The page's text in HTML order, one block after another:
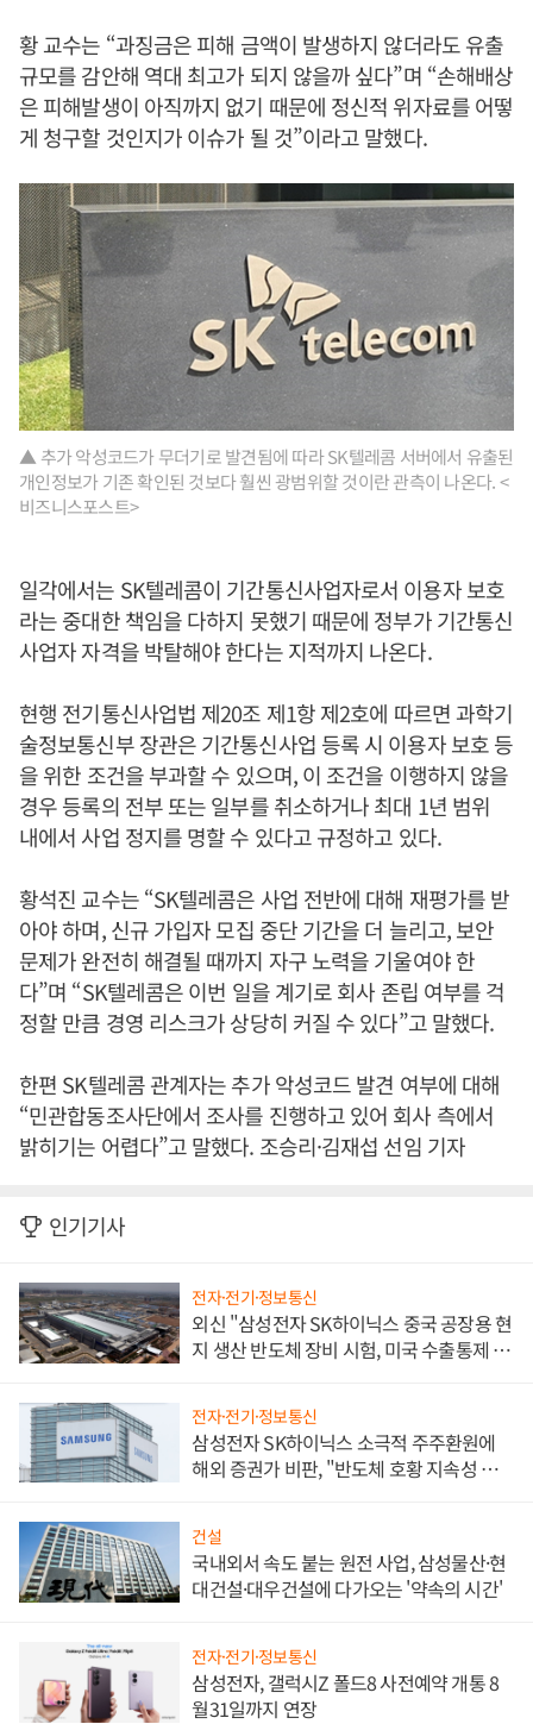
황 교수는 “과징금은 피해 금액이 발생하지 않더라도 유출
규모를 감안해 역대 최고가 되지 않을까 싶다”며 “손해배상
은 피해발생이 아직까지 없기 때문에 정신적 위자료를 어떻
게 청구할 것인지가 이슈가 될 것”이라고 말했다.
▲ 추가 악성코드가 무더기로 발견됨에 따라 SK텔레콤 서버에서 유출된
개인정보가 기존 확인된 것보다 훨씬 광범위할 것이란 관측이 나온다. <
비즈니스포스트>
일각에서는 SK텔레콤이 기간통신사업자로서 이용자 보호
라는 중대한 책임을 다하지 못했기 때문에 정부가 기간통신
사업자 자격을 박탈해야 한다는 지적까지 나온다.
현행 전기통신사업법 제20조 제1항 제2호에 따르면 과학기
술정보통신부 장관은 기간통신사업 등록 시 이용자 보호 등
을 위한 조건을 부과할 수 있으며, 이 조건을 이행하지 않을
경우 등록의 전부 또는 일부를 취소하거나 최대 1년 범위
내에서 사업 정지를 명할 수 있다고 규정하고 있다.
황석진 교수는 “SK텔레콤은 사업 전반에 대해 재평가를 받
아야 하며, 신규 가입자 모집 중단 기간을 더 늘리고, 보안
문제가 완전히 해결될 때까지 자구 노력을 기울여야 한
다”며 “SK텔레콤은 이번 일을 계기로 회사 존립 여부를 걱
정할 만큼 경영 리스크가 상당히 커질 수 있다”고 말했다.
한편 SK텔레콤 관계자는 추가 악성코드 발견 여부에 대해
“민관합동조사단에서 조사를 진행하고 있어 회사 측에서
밝히기는 어렵다”고 말했다. 조승리·김재섭 선임 기자
인기기사
전자·전기·정보통신
외신 "삼성전자 SK하이닉스 중국 공장용 현
지 생산 반도체 장비 시험, 미국 수출통제 대
전자·전기·정보통신
삼성전자 SK하이닉스 소극적 주주환원에
해외 증권가 비판, "반도체 호황 지속성 의
건설
국내외서 속도 붙는 원전 사업, 삼성물산·현
대건설·대우건설에 다가오는 '약속의 시간'
전자·전기·정보통신
삼성전자, 갤럭시Z 폴드8 사전예약 개통 8
월31일까지 연장